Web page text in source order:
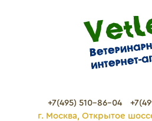
+7(495) 510-86-04
г. Москва, Открытое